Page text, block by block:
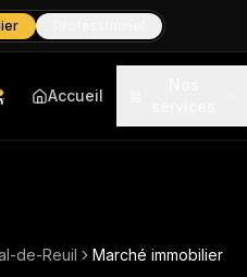
Accueil
de-Reuil Marché immobilier